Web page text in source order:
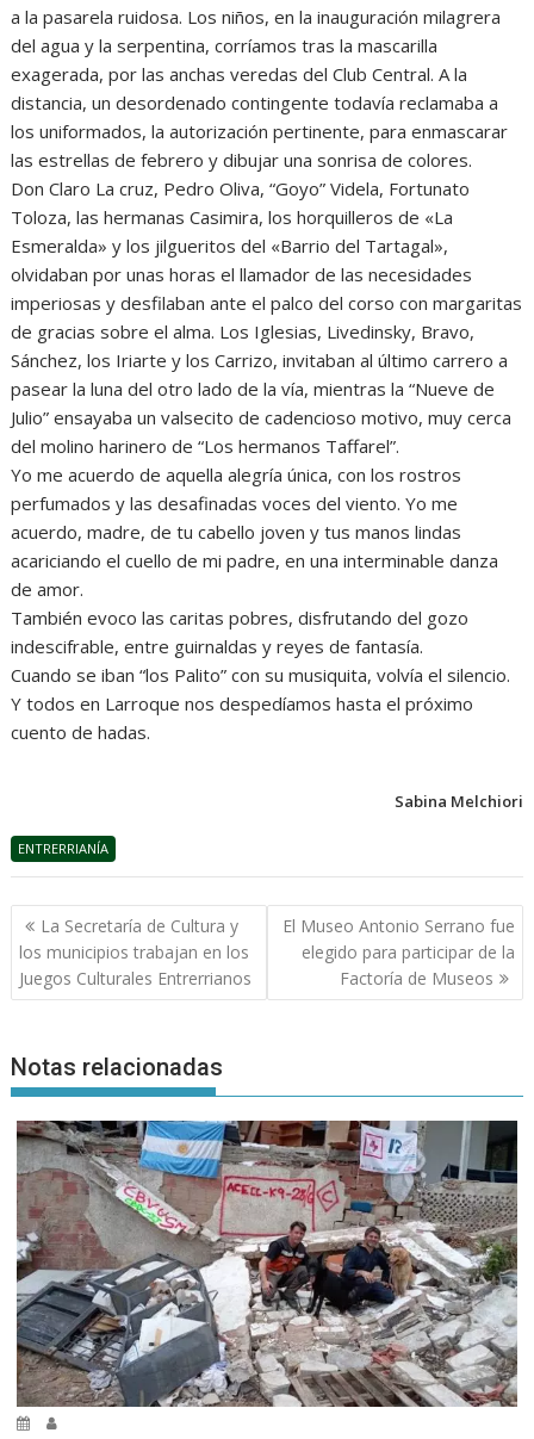
a la pasarela ruidosa. Los niños, en la inauguración milagrera
del agua y la serpentina, corríamos tras la mascarilla
exagerada, por las anchas veredas del Club Central. A la
distancia, un desordenado contingente todavía reclamaba a
los uniformados, la autorización pertinente, para enmascarar
las estrellas de febrero y dibujar una sonrisa de colores.
Don Claro La cruz, Pedro Oliva, “Goyo” Videla, Fortunato
Toloza, las hermanas Casimira, los horquilleros de «La
Esmeralda» y los jilgueritos del «Barrio del Tartagal»,
olvidaban por unas horas el llamador de las necesidades
imperiosas y desfilaban ante el palco del corso con margaritas
de gracias sobre el alma. Los Iglesias, Livedinsky, Bravo,
Sánchez, los Iriarte y los Carrizo, invitaban al último carrero a
pasear la luna del otro lado de la vía, mientras la “Nueve de
Julio” ensayaba un valsecito de cadencioso motivo, muy cerca
del molino harinero de “Los hermanos Taffarel”.
Yo me acuerdo de aquella alegría única, con los rostros
perfumados y las desafinadas voces del viento. Yo me
acuerdo, madre, de tu cabello joven y tus manos lindas
acariciando el cuello de mi padre, en una interminable danza
de amor.
También evoco las caritas pobres, disfrutando del gozo
indescifrable, entre guirnaldas y reyes de fantasía.
Cuando se iban “los Palito” con su musiquita, volvía el silencio.
Y todos en Larroque nos despedíamos hasta el próximo
cuento de hadas.
Sabina Melchiori
ENTRERRIANÍA
Navegación
de
entradas
La Secretaría de Cultura y
los municipios trabajan en los
Juegos Culturales Entrerrianos
El Museo Antonio Serrano fue
elegido para participar de la
Factoría de Museos
Notas relacionadas